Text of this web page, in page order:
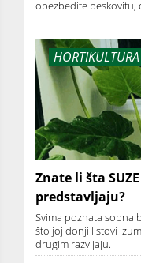
obezbedite
HORTIKULTURA
Znate li šta
predstavljaju?
Svima poznata sobna
što joj donji listovi
drugim razvijaju.